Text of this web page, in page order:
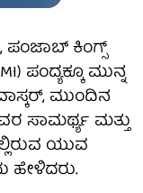
ಪಂಜಾಬ್ ಕಿಂಗ್ಸ್
ಪಂದ್ಯಕ್ಕೂ ಮುನ್ನ
ಮುಂದಿನ
ಸಾಮರ್ಥ್ಯ ಮತ್ತು
ಯುವ
ಹೇಳಿದರು.